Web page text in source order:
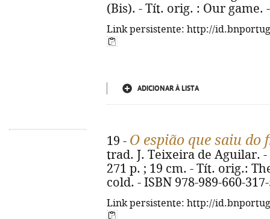
(Bis). - Tít. orig. : Our game.
Link persistente: http://
ADICIONAR À LISTA
19 - O espião que saiu do
trad. J. Teixeira de Aguilar. -
271 p. ; 19 cm. - Tít. orig.:
cold. - ISBN 978-989-660-
Link persistente: http://